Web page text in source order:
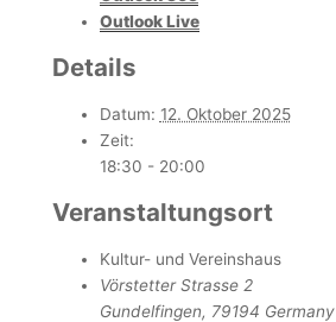
Outlook Live
Details
Datum: 12. Oktober 2025
Zeit:
18:30 - 20:00
Veranstaltungsort
Kultur- und Vereinshaus
Vörstetter Strasse 2
Gundelfingen, 79194 Germany